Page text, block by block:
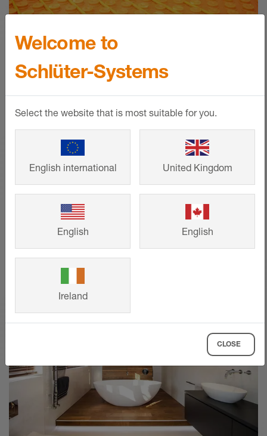
Verwarmingscircuitcalculator
voor BEKOTEC-THERM
Bereken snel en eenvoudig het vereiste
materiaal voor uw vloerverwarming van
Schlüter-Systems!
Welcome to
Schlüter-Systems
Select the website that is most suitable for you.
English international United Kingdom
English English
Ireland
CLOSE